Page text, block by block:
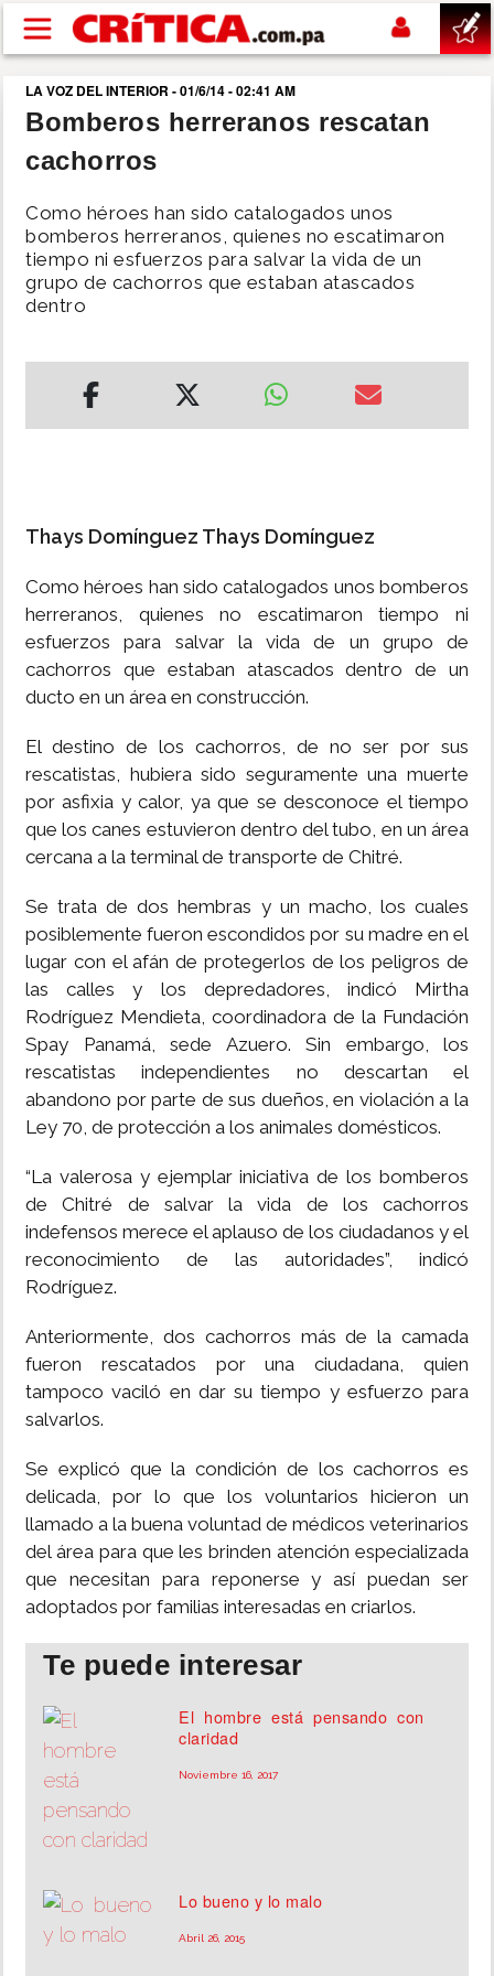
Pasar al contenido principal
buscar
SUCESOS
NACIONAL
POLÍTICA
DEPORTES
INSÓLITAS
MULTIMEDIA
IMPRESO
LA VOZ DEL INTERIOR - 01/6/14 - 02:41 AM
Bomberos herreranos rescatan
cachorros
Como héroes han sido catalogados unos
bomberos herreranos, quienes no escatimaron
tiempo ni esfuerzos para salvar la vida de un
grupo de cachorros que estaban atascados
dentro
Thays Domínguez Thays Domínguez
Como héroes han sido catalogados unos bomberos
herreranos, quienes no escatimaron tiempo ni
esfuerzos para salvar la vida de un grupo de
cachorros que estaban atascados dentro de un
ducto en un área en construcción.
El destino de los cachorros, de no ser por sus
rescatistas, hubiera sido seguramente una muerte
por asfixia y calor, ya que se desconoce el tiempo
que los canes estuvieron dentro del tubo, en un área
cercana a la terminal de transporte de Chitré.
Se trata de dos hembras y un macho, los cuales
posiblemente fueron escondidos por su madre en el
lugar con el afán de protegerlos de los peligros de
las calles y los depredadores, indicó Mirtha
Rodríguez Mendieta, coordinadora de la Fundación
Spay Panamá, sede Azuero. Sin embargo, los
rescatistas independientes no descartan el
abandono por parte de sus dueños, en violación a la
Ley 70, de protección a los animales domésticos.
“La valerosa y ejemplar iniciativa de los bomberos
de Chitré de salvar la vida de los cachorros
indefensos merece el aplauso de los ciudadanos y el
reconocimiento de las autoridades”, indicó
Rodríguez.
Anteriormente, dos cachorros más de la camada
fueron rescatados por una ciudadana, quien
tampoco vaciló en dar su tiempo y esfuerzo para
salvarlos.
Se explicó que la condición de los cachorros es
delicada, por lo que los voluntarios hicieron un
llamado a la buena voluntad de médicos veterinarios
del área para que les brinden atención especializada
que necesitan para reponerse y así puedan ser
adoptados por familias interesadas en criarlos.
Te puede interesar
El hombre está pensando con
claridad
Noviembre 16, 2017
Lo bueno y lo malo
Abril 26, 2015